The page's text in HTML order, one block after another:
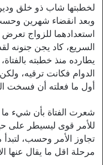
لخطبتها شاب ذو خلق
وبعد انقضاء شهرين
استعدادهما للزواج
السريع، كاد يجن جنونه
يطارده منذ خطبته
الدوام فكانت ترقيه،
أول ما فعلته أن فسخت
شعرت الفتاة بأن شيء ما
للأمر قوى ليسيطر على
تجاوز الأمر وحسب، لتبدأ
مرحلة اقل ما يقال عنها